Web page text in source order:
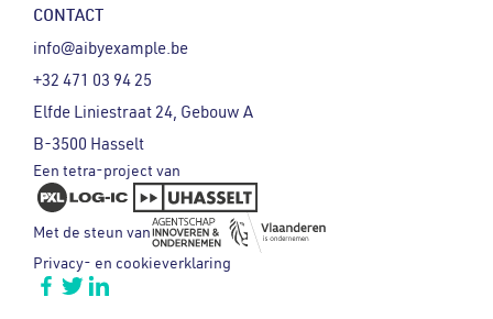
CONTACT
info@aibyexample.be
+32 471 03 94 25
Elfde Liniestraat 24, Gebouw A
B-3500 Hasselt
Een tetra-project van
Met de steun van
Privacy- en cookieverklaring